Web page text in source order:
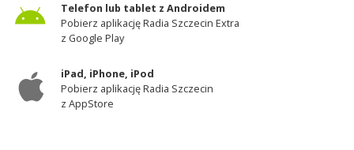
Telefon lub tablet z Androidem
Pobierz aplikację Radia Szczecin Extra
z Google Play
iPad, iPhone, iPod
Pobierz aplikację Radia Szczecin
z AppStore